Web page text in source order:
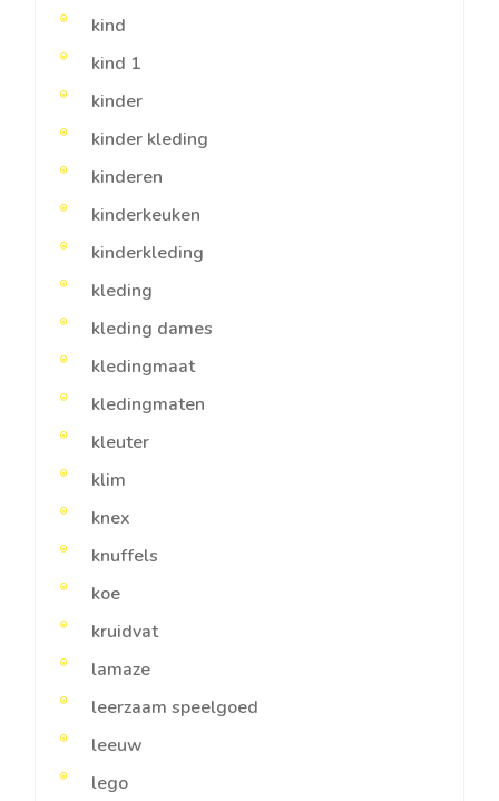
kind
kind 1
kinder
kinder kleding
kinderen
kinderkeuken
kinderkleding
kleding
kleding dames
kledingmaat
kledingmaten
kleuter
klim
knex
knuffels
koe
kruidvat
lamaze
leerzaam speelgoed
leeuw
lego